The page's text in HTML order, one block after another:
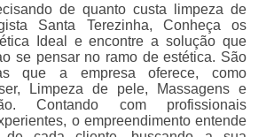
de quanto custa limpeza de
Santa Terezinha, Conheça os
Ideal e encontre a solução que
se pensar no ramo de estética. São
que a empresa oferece, como
Limpeza de pele, Massagens e
Contando com profissionais
o empreendimento entende